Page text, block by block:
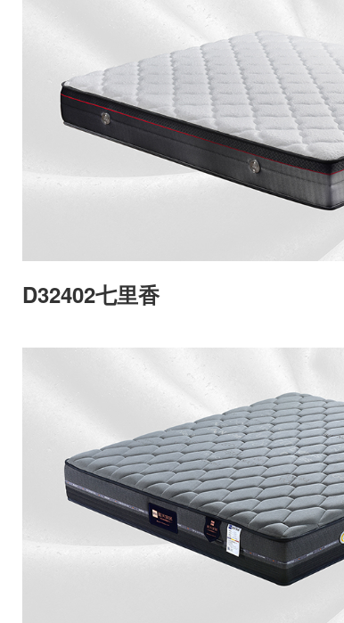
D32402七里香